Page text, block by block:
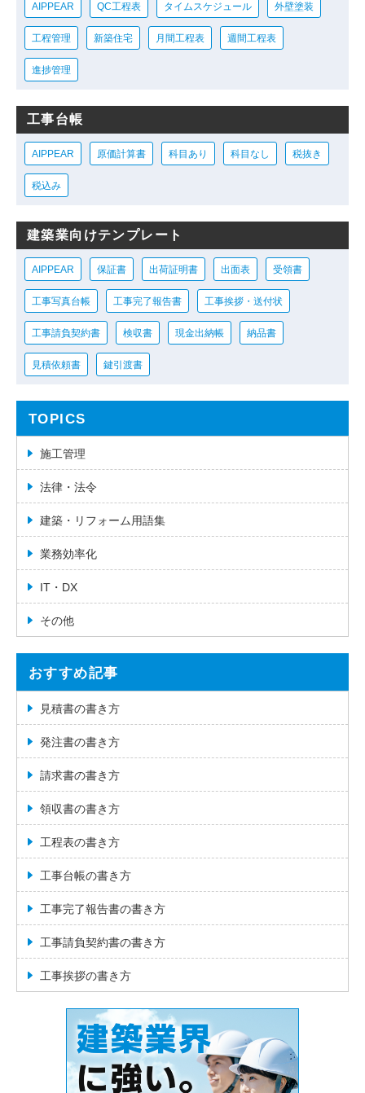
AIPPEAR QC工程表 タイムスケジュール 外壁塗装
工程管理 新築住宅 月間工程表 週間工程表
進捗管理
工事台帳
AIPPEAR 原価計算書 科目あり 科目なし 税抜き
税込み
建築業向けテンプレート
AIPPEAR 保証書 出荷証明書 出面表 受領書
工事写真台帳 工事完了報告書 工事挨拶・送付状
工事請負契約書 検収書 現金出納帳 納品書
見積依頼書 鍵引渡書
TOPICS
施工管理
法律・法令
建築・リフォーム用語集
業務効率化
IT・DX
その他
おすすめ記事
見積書の書き方
発注書の書き方
請求書の書き方
領収書の書き方
工程表の書き方
工事台帳の書き方
工事完了報告書の書き方
工事請負契約書の書き方
工事挨拶の書き方